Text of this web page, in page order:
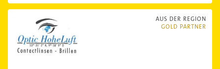
AUS DER REGION
GOLD PARTNER